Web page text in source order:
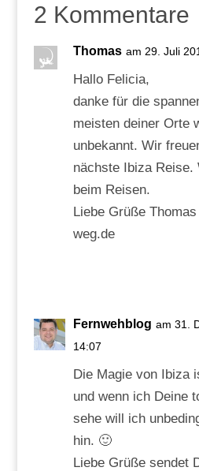
2 Kommentare
Thomas am 29. Juli
Hallo Felicia,
danke für die
meisten deiner Orte
unbekannt. Wir
nächste Ibiza Reise.
beim Reisen.
Liebe Grüße
weg.de
Fernwehblog am 31.
14:07
Die Magie von Ibiza
und wenn ich Deine
sehe will ich
hin. 🙂
Liebe Grüße sendet